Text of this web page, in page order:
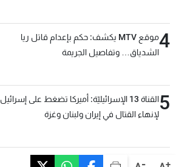
+
4
موقع MTV يكشف: حكم بإعدام قاتل ريا
الشدياق… وتفاصيل الجريمة
5
القناة 13 الإسرائيليّة: أميركا تضغط على إسرائيل
لإنهاء القتال في إيران ولبنان وغزة